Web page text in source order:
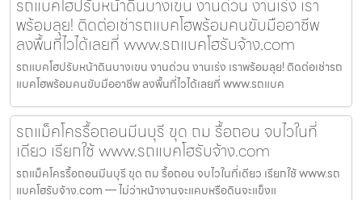
รถแบคโฮปรับหน้าดินบางเขน งานด่วน งานเร่ง เรา
พร้อมลุย! ติดต่อเช่ารถแบคโฮพร้อมคนขับมืออาชีพ
ลงพื้นที่ไวได้เลยที่ www.รถแบคโฮรับจ้าง.com
รถแบคโฮปรับหน้าดินบางเขน งานด่วน งานเร่ง เราพร้อมลุย! ติดต่อเช่ารถ
แบคโฮพร้อมคนขับมืออาชีพ ลงพื้นที่ไวได้เลยที่ www.รถแบค
รถแม็คโครรื้อถอนมีนบุรี ขุด ถม รื้อถอน จบไวในที่
เดียว เรียกใช้ www.รถแบคโฮรับจ้าง.com
รถแม็คโครรื้อถอนมีนบุรี ขุด ถม รื้อถอน จบไวในที่เดียว เรียกใช้ www.รถ
แบคโฮรับจ้าง.com — ไม่ว่าหน้างานจะแคบหรือดินจะแข็งแ